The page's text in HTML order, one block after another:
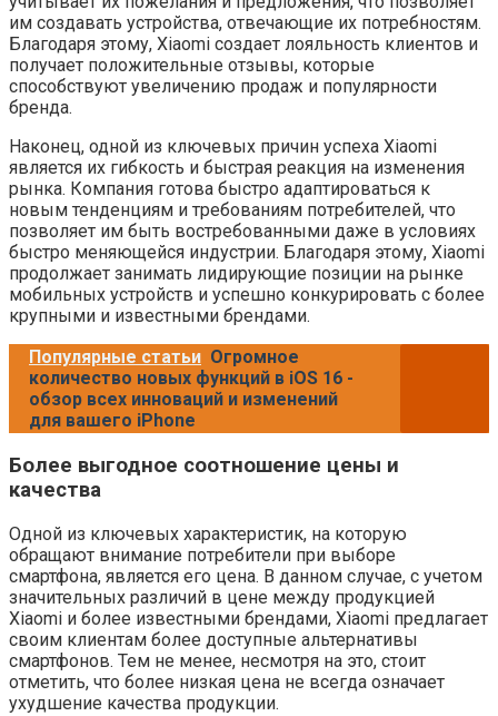
им создавать устройства, отвечающие их потребностям.
Благодаря этому, Xiaomi создает лояльность клиентов и
получает положительные отзывы, которые
способствуют увеличению продаж и популярности
бренда.
Наконец, одной из ключевых причин успеха Xiaomi
является их гибкость и быстрая реакция на изменения
рынка. Компания готова быстро адаптироваться к
новым тенденциям и требованиям потребителей, что
позволяет им быть востребованными даже в условиях
быстро меняющейся индустрии. Благодаря этому, Xiaomi
продолжает занимать лидирующие позиции на рынке
мобильных устройств и успешно конкурировать с более
крупными и известными брендами.
Популярные статьи Огромное
количество новых функций в iOS 16 -
обзор всех инноваций и изменений
для вашего iPhone
Более выгодное соотношение цены и
качества
Одной из ключевых характеристик, на которую
обращают внимание потребители при выборе
смартфона, является его цена. В данном случае, с учетом
значительных различий в цене между продукцией
Xiaomi и более известными брендами, Xiaomi предлагает
своим клиентам более доступные альтернативы
смартфонов. Тем не менее, несмотря на это, стоит
отметить, что более низкая цена не всегда означает
ухудшение качества продукции.